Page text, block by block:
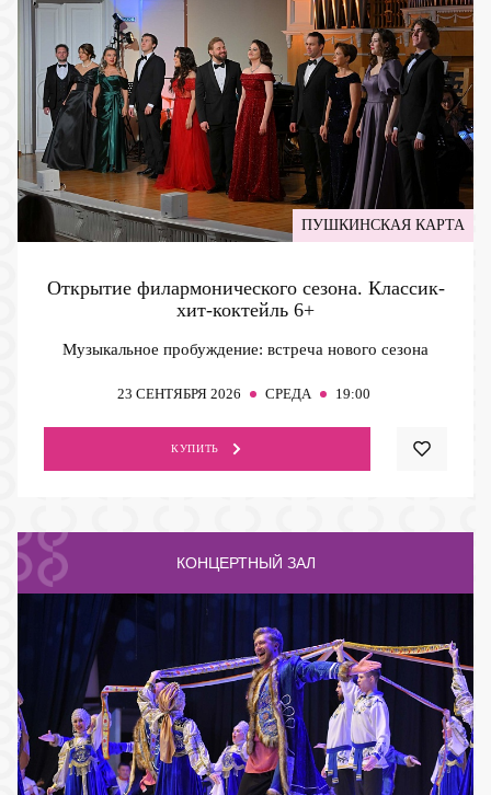
ПУШКИНСКАЯ КАРТА
Открытие филармонического сезона. Классик-
хит-коктейль 6+
Музыкальное пробуждение: встреча нового сезона
23 СЕНТЯБРЯ 2026 СРЕДА 19:00
КУПИТЬ
КОНЦЕРТНЫЙ ЗАЛ